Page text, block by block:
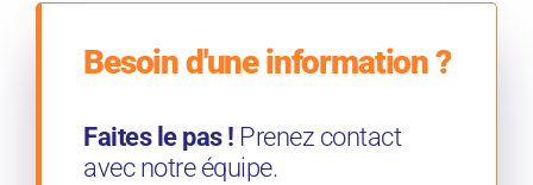
Besoin d'une information ?
Faites le pas ! Prenez contact
avec notre équipe.